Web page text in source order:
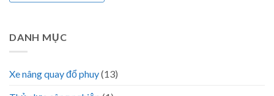
DANH MỤC
Xe nâng quay đổ phuy(13)